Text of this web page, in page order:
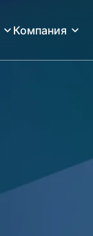
Компания